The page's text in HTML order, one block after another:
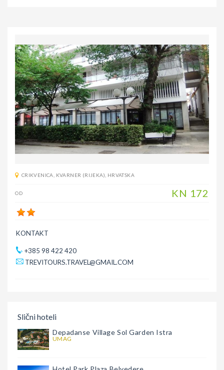
CRIKVENICA KVARNER (RIJEKA) HRVATSKA
OD KN 172
KONTAKT
+385 98 422 420
TREVITOURS.TRAVEL@GMAIL.COM
Slični hoteli
Depadanse Village Sol Garden Istra
UMAG